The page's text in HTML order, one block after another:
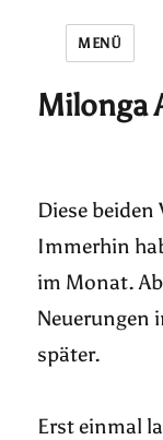
MENÜ
Milonga
Diese
Immerhin
im Monat.
Neuerungen
später.
Erst einmal